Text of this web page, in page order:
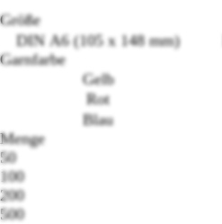
Größe
DIN A6 (105 x 148 mm)
Garnfarbe
Gelb
Rot
Blau
Menge
50
100
200
500